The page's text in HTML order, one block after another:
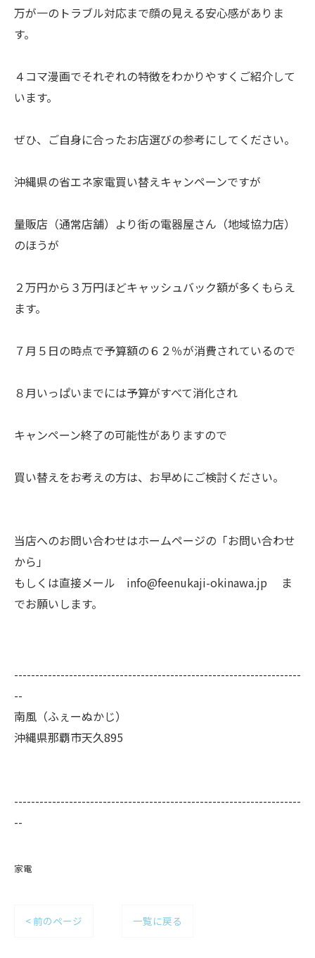
万が一のトラブル対応まで顔の見える安心感がありま
す。
４コマ漫画でそれぞれの特徴をわかりやすくご紹介して
います。
ぜひ、ご自身に合ったお店選びの参考にしてください。
沖縄県の省エネ家電買い替えキャンペーンですが
量販店（通常店舗）より街の電器屋さん（地域協力店）
のほうが
２万円から３万円ほどキャッシュバック額が多くもらえ
ます。
７月５日の時点で予算額の６２％が消費されているので
８月いっぱいまでには予算がすべて消化され
キャンペーン終了の可能性がありますので
買い替えをお考えの方は、お早めにご検討ください。
当店へのお問い合わせはホームページの「お問い合わせ
から」
もしくは直接メール info@feenukaji-okinawa.jp ま
でお願いします。
--------------------------------------------------------------------
--
南風（ふぇーぬかじ）
沖縄県那覇市天久895
--------------------------------------------------------------------
--
家電
< 前のページ 一覧に戻る